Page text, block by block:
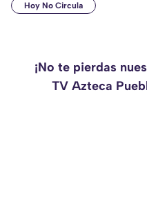
Hoy No Circula
¡No te pierdas
TV Azteca